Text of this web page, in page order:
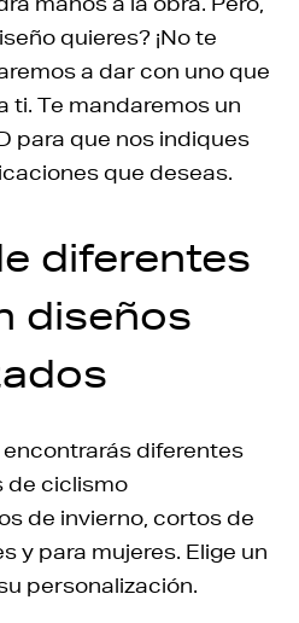
quieres? ¡No te
a dar con uno que
ti. Te mandaremos un
para que nos indiques
que deseas.
diferentes
diseños
diferentes
de ciclismo
de invierno, cortos de
y para mujeres. Elige un
personalización.